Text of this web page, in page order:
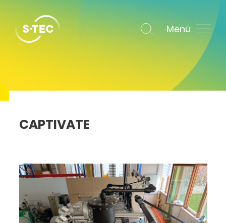
Menü
CAPTIVATE